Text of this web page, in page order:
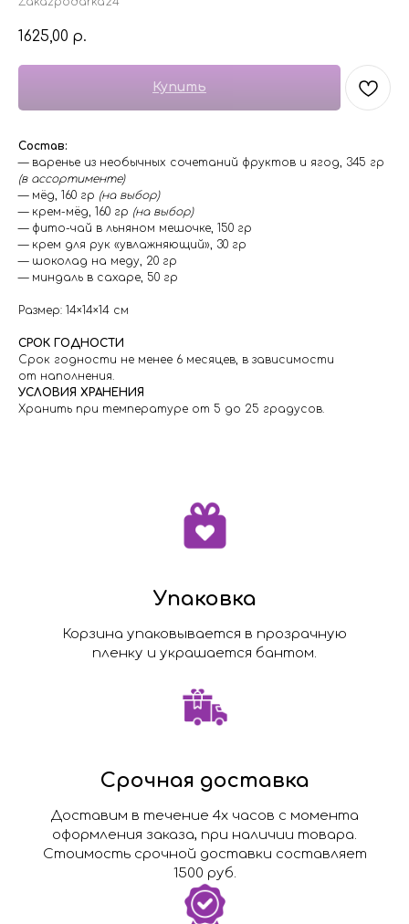
1625,00 р.
Купить
Состав:
— варенье из необычных сочетаний фруктов и ягод, 345 гр
(в ассортименте)
— мёд, 160 гр (на выбор)
— крем-мёд, 160 гр (на выбор)
— фито-чай в льняном мешочке, 150 гр
— крем для рук «увлажняющий», 30 гр
— шоколад на меду, 20 гр
— миндаль в сахаре, 50 гр
Размер: 14×14×14 см
СРОК ГОДНОСТИ
Срок годности не менее 6 месяцев, в зависимости
от наполнения.
УСЛОВИЯ ХРАНЕНИЯ
Хранить при температуре от 5 до 25 градусов.
Упаковка
Корзина упаковывается в прозрачную
пленку и украшается бантом.
Срочная доставка
Доставим в течение 4х часов с момента
оформления заказа, при наличии товара.
Стоимость срочной доставки составляет
1500 руб.